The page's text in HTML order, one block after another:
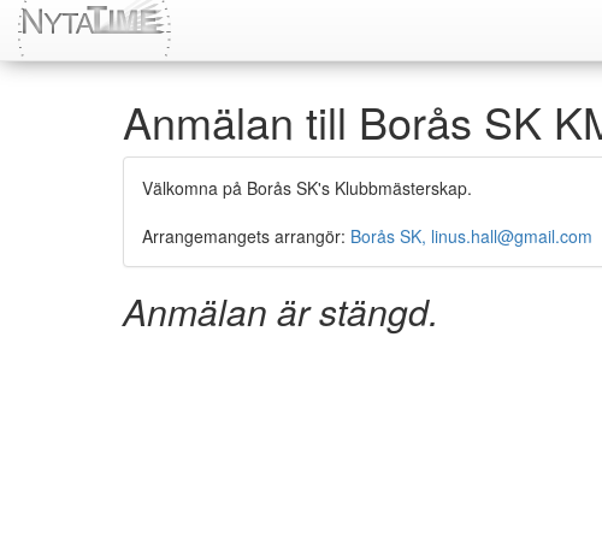
Anmälan till Borås SK
Välkomna på Borås SK's Klubbmästerskap.
Arrangemangets arrangör: Borås SK, linus.hall@gmail.com
Anmälan är stängd.